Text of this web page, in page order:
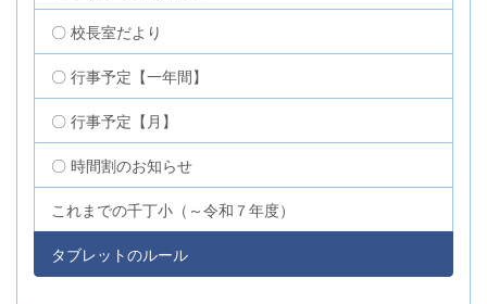
〇 校長室だより
〇 行事予定【一年間】
〇 行事予定【月】
〇 時間割のお知らせ
これまでの千丁小（～令和７年度）
タブレットのルール